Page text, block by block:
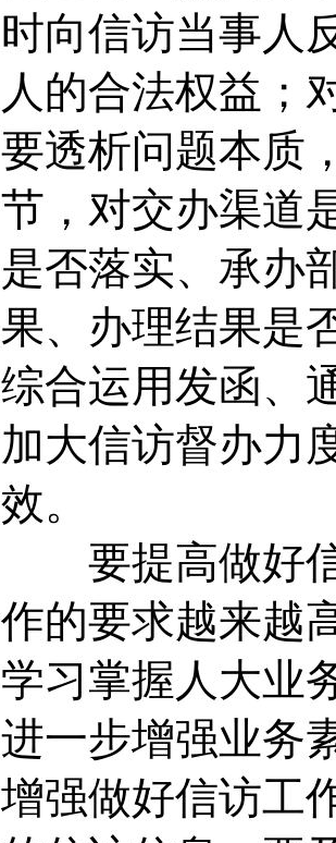
时向信访当事人
人的合法权益；
要透析问题本质
节，对交办渠道
是否落实、承办
果、办理结果是
综合运用发函、
加大信访督办力
效。
要提高做好信
作的要求越来越
学习掌握人大业
进一步增强业务
增强做好信访工